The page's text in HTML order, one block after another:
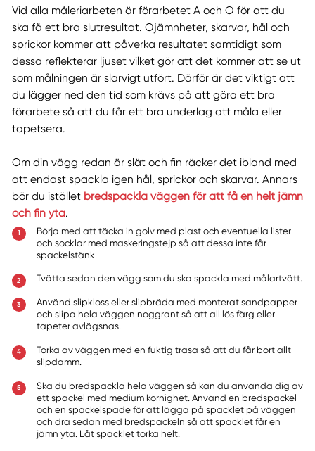
Vid alla måleriarbeten är förarbetet A och O för att du
ska få ett bra slutresultat. Ojämnheter, skarvar, hål och
sprickor kommer att påverka resultatet samtidigt som
dessa reflekterar ljuset vilket gör att det kommer att se ut
som målningen är slarvigt utfört. Därför är det viktigt att
du lägger ned den tid som krävs på att göra ett bra
förarbete så att du får ett bra underlag att måla eller
tapetsera.
Om din vägg redan är slät och fin räcker det ibland med
att endast spackla igen hål, sprickor och skarvar. Annars
bör du istället bredspackla väggen för att få en helt jämn
och fin yta.
Börja med att täcka in golv med plast och eventuella lister
och socklar med maskeringstejp så att dessa inte får
spackelstänk.
Tvätta sedan den vägg som du ska spackla med målartvätt.
Använd slipkloss eller slipbräda med monterat sandpapper
och slipa hela väggen noggrant så att all lös färg eller
tapeter avlägsnas.
Torka av väggen med en fuktig trasa så att du får bort allt
slipdamm.
Ska du bredspackla hela väggen så kan du använda dig av
ett spackel med medium kornighet. Använd en bredspackel
och en spackelspade för att lägga på spacklet på väggen
och dra sedan med bredspackeln så att spacklet får en
jämn yta. Låt spacklet torka helt.